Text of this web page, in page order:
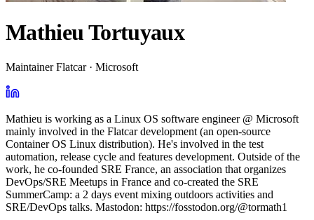
Mathieu Tortuyaux
Maintainer Flatcar · Microsoft
Mathieu is working as a Linux OS software engineer @ Microsoft
mainly involved in the Flatcar development (an open-source
Container OS Linux distribution). He's involved in the test
automation, release cycle and features development. Outside of the
work, he co-founded SRE France, an association that organizes
DevOps/SRE Meetups in France and co-created the SRE
SummerCamp: a 2 days event mixing outdoors activities and
SRE/DevOps talks. Mastodon: https://fosstodon.org/@tormath1